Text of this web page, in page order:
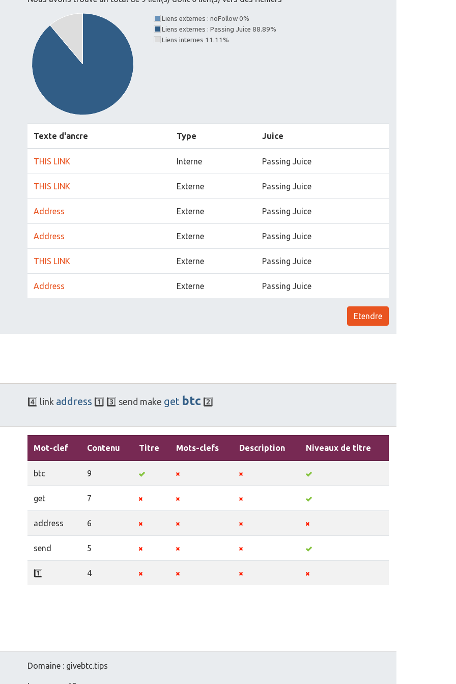
Liens externes : noFollow 0%
Liens externes : Passing Juice 88.89%
Liens internes 11.11%
Texte d'ancre Type Juice
THIS LINK Interne Passing Juice
THIS LINK Externe Passing Juice
Address Externe Passing Juice
Address Externe Passing Juice
THIS LINK Externe Passing Juice
Address Externe Passing Juice
Etendre
4️⃣ link address 1️⃣ 3️⃣ send make get btc 2️⃣
Mot-clef Contenu Titre Mots-clefs Description Niveaux de titre
btc 9
get 7
address 6
send 5
1️⃣ 4
Domaine : givebtc.tips